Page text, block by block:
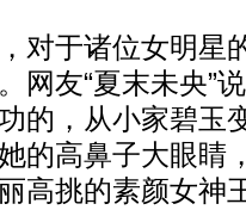
于诸位女明星的
网友“夏末未央”
的，从小家碧玉
的高鼻子大眼睛
高挑的素颜女神